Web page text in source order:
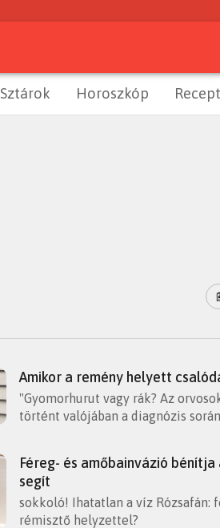
Sztárok Horoszkóp Recept
Amikor a remény helyett
"Gyomorhurut vagy rák? Az
történt valójában a diagnózis
Féreg- és amőbainvázió
segít
sokkoló! Ihatatlan a víz Rózsafán:
rémisztő helyzettel?